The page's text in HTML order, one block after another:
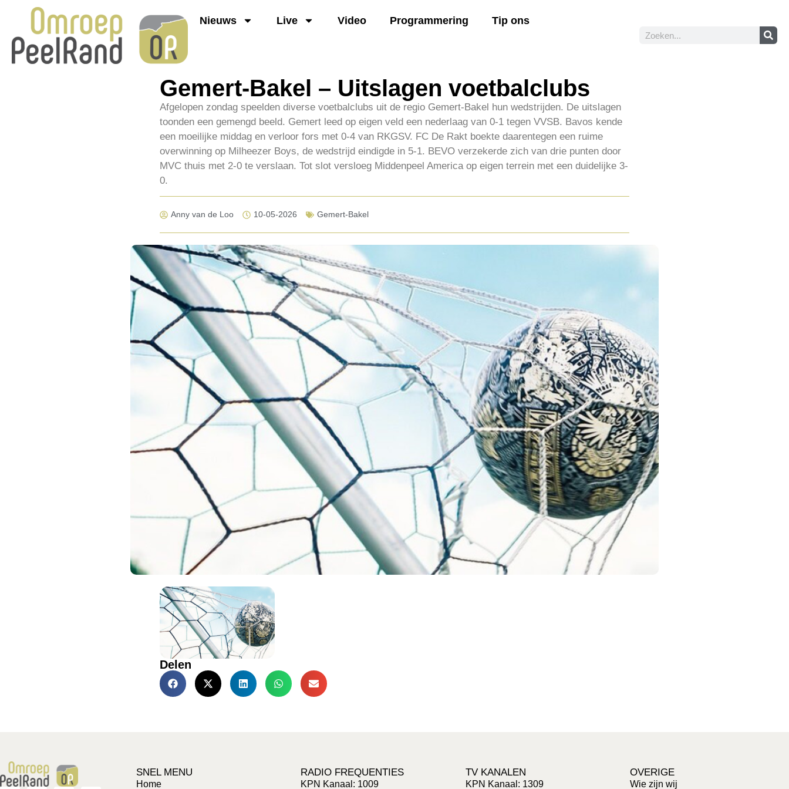
Nieuws Live Video Programmering Tip ons
Gemert-Bakel – Uitslagen voetbalclubs
Afgelopen zondag speelden diverse voetbalclubs uit de regio Gemert-Bakel hun wedstrijden. De uitslagen
toonden een gemengd beeld. Gemert leed op eigen veld een nederlaag van 0-1 tegen VVSB. Bavos kende
een moeilijke middag en verloor fors met 0-4 van RKGSV. FC De Rakt boekte daarentegen een ruime
overwinning op Milheezer Boys, de wedstrijd eindigde in 5-1. BEVO verzekerde zich van drie punten door
MVC thuis met 2-0 te verslaan. Tot slot versloeg Middenpeel America op eigen terrein met een duidelijke 3-
0.
Anny van de Loo 10-05-2026 Gemert-Bakel
Delen
SNEL MENU
Home
RADIO FREQUENTIES
KPN Kanaal: 1009
TV KANALEN
KPN Kanaal: 1309
OVERIGE
Wie zijn wij